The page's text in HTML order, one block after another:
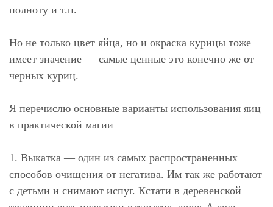
полноту и т.п.
Но не только цвет яйца, но и окраска курицы тоже
имеет значение — самые ценные это конечно же от
черных куриц.
Я перечислю основные варианты использования яиц
в практической магии
1. Выкатка — один из самых распространенных
способов очищения от негатива. Им так же работают
с детьми и снимают испуг. Кстати в деревенской